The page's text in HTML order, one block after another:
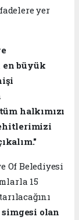
yer
en büyük
halkımızı
Of Belediyesi
15
olan